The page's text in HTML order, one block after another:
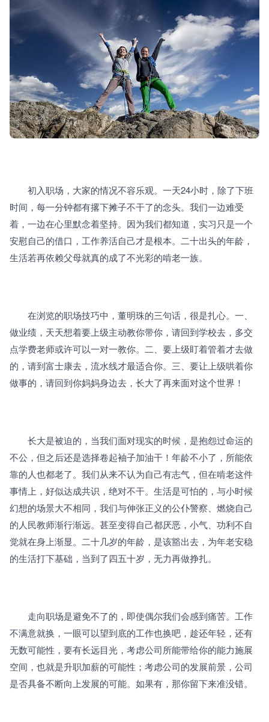
初入职场，大家的情况不容乐观。一天24小时，除了下班
时间，每一分钟都有撂下摊子不干了的念头。我们一边难受
着，一边在心里默念着坚持。因为我们都知道，实习只是一个
安慰自己的借口，工作养活自己才是根本。二十出头的年龄，
生活若再依赖父母就真的成了不光彩的啃老一族。
在浏览的职场技巧中，董明珠的三句话，很是扎心。一、
做业绩，天天想着要上级主动教你带你，请回到学校去，多交
点学费老师或许可以一对一教你。二、要上级盯着管着才去做
的，请到富士康去，流水线才最适合你。三、要让上级哄着你
做事的，请回到你妈妈身边去，长大了再来面对这个世界！
长大是被迫的，当我们面对现实的时候，是抱怨过命运的
不公，但之后还是选择卷起袖子加油干！年龄不小了，所能依
靠的人也都老了。我们从来不认为自己有志气，但在啃老这件
事情上，好似达成共识，绝对不干。生活是可怕的，与小时候
幻想的场景大不相同，我们与伸张正义的公仆警察、燃烧自己
的人民教师渐行渐远。甚至变得自己都厌恶，小气、功利不自
觉就在身上渐显。二十几岁的年龄，是该豁出去，为年老安稳
的生活打下基础，当到了四五十岁，无力再做挣扎。
走向职场是避免不了的，即使偶尔我们会感到痛苦。工作
不满意就换，一眼可以望到底的工作也换吧，趁还年轻，还有
无数可能性，要有长远目光，考虑公司所能带给你的能力施展
空间，也就是升职加薪的可能性；考虑公司的发展前景，公司
是否具备不断向上发展的可能。如果有，那你留下来准没错。